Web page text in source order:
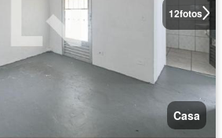
12fotos
Casa